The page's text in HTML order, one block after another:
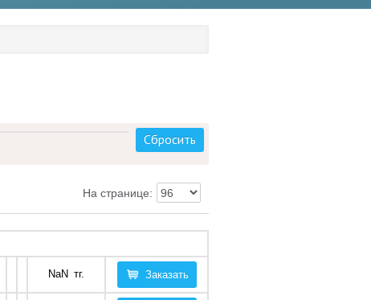
Сбросить
На странице:
NaN тг. Заказать